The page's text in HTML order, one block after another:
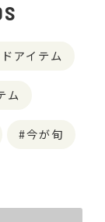
アイテム
ム
今が旬